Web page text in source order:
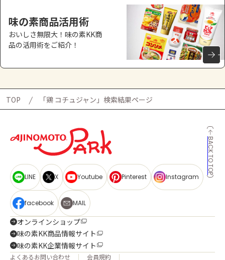
味の素商品活用術
おいしさ無限大！味の素KK商
品の活用術をご紹介！
TOP 「鶏 コチュジャン」検索結果ページ
BACK TO TOP
LINE X Youtube Pinterest Instagram
facebook MAIL
オンラインショップ
味の素KK商品情報サイト
味の素KK企業情報サイト
よくあるお問い合わせ 会員規約